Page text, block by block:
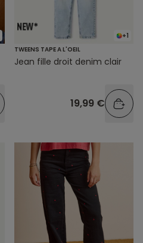
+1
TWEENS TAPE A L'OEIL
Jean fille droit denim clair
19,99 €